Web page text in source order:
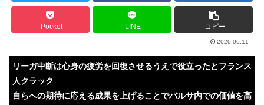
Pocket LINE コピー
2020.06.11
リーガ中断は心身の疲労を回復させるうえで役立ったとフランス
人クラック
自らへの期待に応える成果を上げることでバルサ内での価値を高